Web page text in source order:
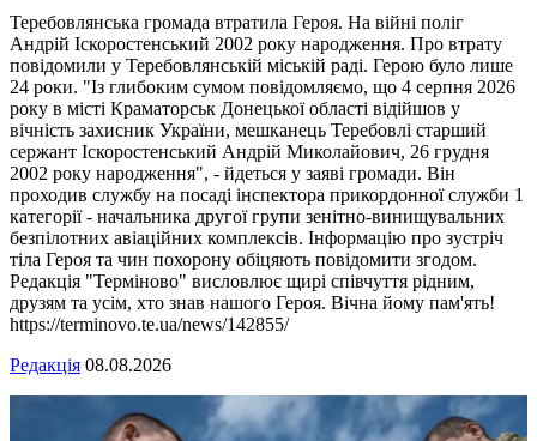
Теребовлянська громада втратила Героя. На війні поліг
Андрій Іскоростенський 2002 року народження. Про втрату
повідомили у Теребовлянській міській раді. Герою було лише
24 роки. "Із глибоким сумом повідомляємо, що 4 серпня 2026
року в місті Краматорськ Донецької області відійшов у
вічність захисник України, мешканець Теребовлі старший
сержант Іскоростенський Андрій Миколайович, 26 грудня
2002 року народження", - йдеться у заяві громади. Він
проходив службу на посаді інспектора прикордонної служби 1
категорії - начальника другої групи зенітно-винищувальних
безпілотних авіаційних комплексів. Інформацію про зустріч
тіла Героя та чин похорону обіцяють повідомити згодом.
Редакція "Терміново" висловлює щирі співчуття рідним,
друзям та усім, хто знав нашого Героя. Вічна йому пам'ять!
https://terminovo.te.ua/news/142855/
Редакція 08.08.2026